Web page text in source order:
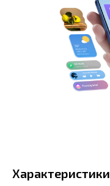
Характеристики